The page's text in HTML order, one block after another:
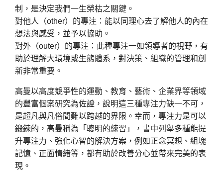
制，是決定我們一生榮枯之關鍵。
對他人（other）的專注：能以同理心去了解他人的內在
想法與感受，並予以協助。
對外（outer）的專注：此種專注一如領導者的視野，有
助於理解大環境或生態體系，對決策、組織的管理和創
新非常重要。
高曼以高度競爭性的運動、教育、藝術、企業界等領域
的豐富個案研究為佐證，說明這三種專注力缺一不可，
是超凡與凡俗間難以跨越的界限。幸而，專注力是可以
鍛鍊的，高曼稱為「聰明的練習」，書中列舉多種能提
升專注力、強化心智的解決方案，例如正念冥想、組塊
記憶、正面情緒等，都有助於改善分心並帶來完美的表
現。